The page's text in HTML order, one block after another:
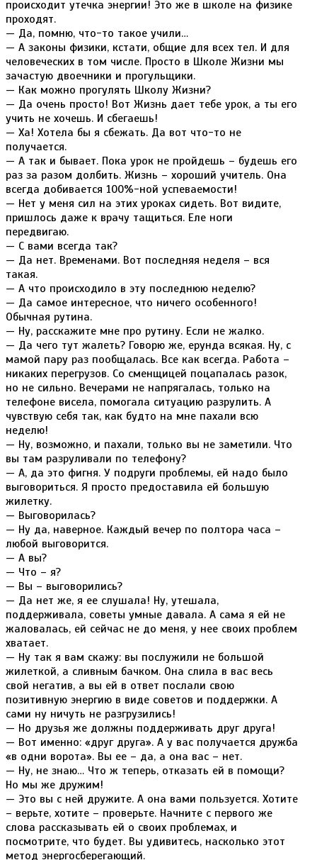
происходит утечка энергии! Это же в школе на физике
проходят.
— Да, помню, что-то такое учили…
— А законы физики, кстати, общие для всех тел. И для
человеческих в том числе. Просто в Школе Жизни мы
зачастую двоечники и прогульщики.
— Как можно прогулять Школу Жизни?
— Да очень просто! Вот Жизнь дает тебе урок, а ты его
учить не хочешь. И сбегаешь!
— Ха! Хотела бы я сбежать. Да вот что-то не
получается.
— А так и бывает. Пока урок не пройдешь – будешь его
раз за разом долбить. Жизнь – хороший учитель. Она
всегда добивается 100%-ной успеваемости!
— Нет у меня сил на этих уроках сидеть. Вот видите,
пришлось даже к врачу тащиться. Еле ноги
передвигаю.
— С вами всегда так?
— Да нет. Временами. Вот последняя неделя – вся
такая.
— А что происходило в эту последнюю неделю?
— Да самое интересное, что ничего особенного!
Обычная рутина.
— Ну, расскажите мне про рутину. Если не жалко.
— Да чего тут жалеть? Говорю же, ерунда всякая. Ну, с
мамой пару раз пообщалась. Все как всегда. Работа –
никаких перегрузов. Со сменщицей поцапалась разок,
но не сильно. Вечерами не напрягалась, только на
телефоне висела, помогала ситуацию разрулить. А
чувствую себя так, как будто на мне пахали всю
неделю!
— Ну, возможно, и пахали, только вы не заметили. Что
вы там разруливали по телефону?
— А, да это фигня. У подруги проблемы, ей надо было
выговориться. Я просто предоставила ей большую
жилетку.
— Выговорилась?
— Ну да, наверное. Каждый вечер по полтора часа –
любой выговорится.
— А вы?
— Что – я?
— Вы – выговорились?
— Да нет же, я ее слушала! Ну, утешала,
поддерживала, советы умные давала. А сама я ей не
жаловалась, ей сейчас не до меня, у нее своих проблем
хватает.
— Ну так я вам скажу: вы послужили не большой
жилеткой, а сливным бачком. Она слила в вас весь
свой негатив, а вы ей в ответ послали свою
позитивную энергию в виде советов и поддержки. А
сами ну ничуть не разгрузились!
— Но друзья же должны поддерживать друг друга!
— Вот именно: «друг друга». А у вас получается дружба
«в одни ворота». Вы ее – да, а она вас – нет.
— Ну, не знаю… Что ж теперь, отказать ей в помощи?
Но мы же дружим!
— Это вы с ней дружите. А она вами пользуется. Хотите
– верьте, хотите – проверьте. Начните с первого же
слова рассказывать ей о своих проблемах, и
посмотрите, что будет. Вы удивитесь, насколько этот
метод энергосберегающий.